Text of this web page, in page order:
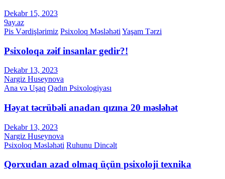
Dekabr 15, 2023
9ay.az
Pis Vərdişlərimiz Psixoloq Məsləhəti Yaşam Tərzi
Psixoloqa zəif insanlar gedir?!
Dekabr 13, 2023
Nargiz Huseynova
Ana və Uşaq Qadın Psixologiyası
Həyat təcrübəli anadan qızına 20 məsləhət
Dekabr 13, 2023
Nargiz Huseynova
Psixoloq Məsləhəti Ruhunu Dincəlt
Qorxudan azad olmaq üçün psixoloji texnika